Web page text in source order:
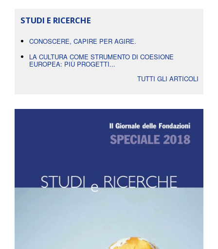
STUDI E RICERCHE
CONOSCERE, CAPIRE PER AGIRE.
LA CULTURA COME STRUMENTO DI COESIONE
EUROPEA: PIÙ PROGETTI...
TUTTI GLI ARTICOLI